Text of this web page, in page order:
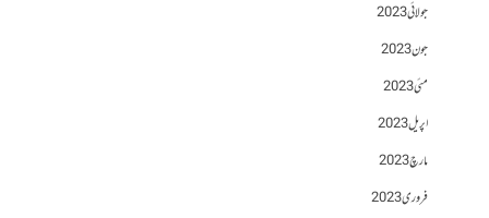
جولائی 2023
جون 2023
مئی 2023
اپریل 2023
مارچ 2023
فروری 2023